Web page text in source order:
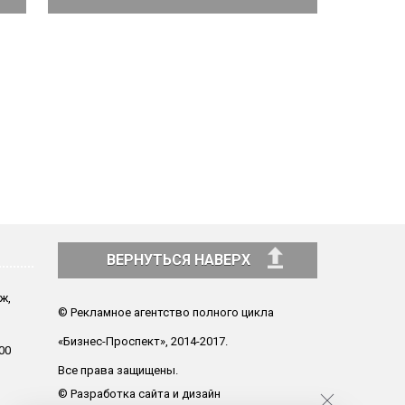
ВЕРНУТЬСЯ НАВЕРХ
© Рекламное агентство полного цикла
«Бизнес-Проспект», 2014-2017.
Все права защищены.
© Разработка сайта и дизайн